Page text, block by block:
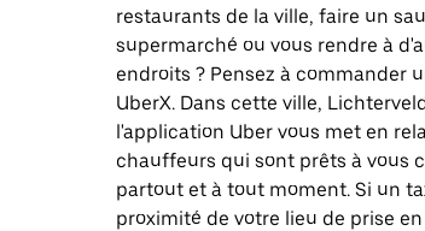
restaurants de la ville, faire un
supermarché ou vous rendre à
endroits ? Pensez à commander
UberX. Dans cette ville,
l'application Uber vous met en
chauffeurs qui sont prêts à vous
partout et à tout moment. Si un
proximité de votre lieu de prise